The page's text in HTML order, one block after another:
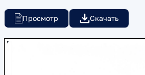
Просмотр Скачать